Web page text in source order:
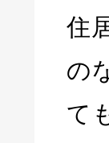
住
の
て